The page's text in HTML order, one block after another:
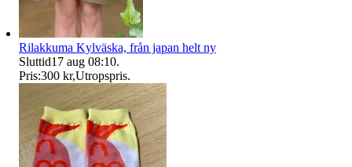
Rilakkuma Kylväska, från japan helt ny
Sluttid17 aug 08:10.
Pris:300 kr,Utropspris.